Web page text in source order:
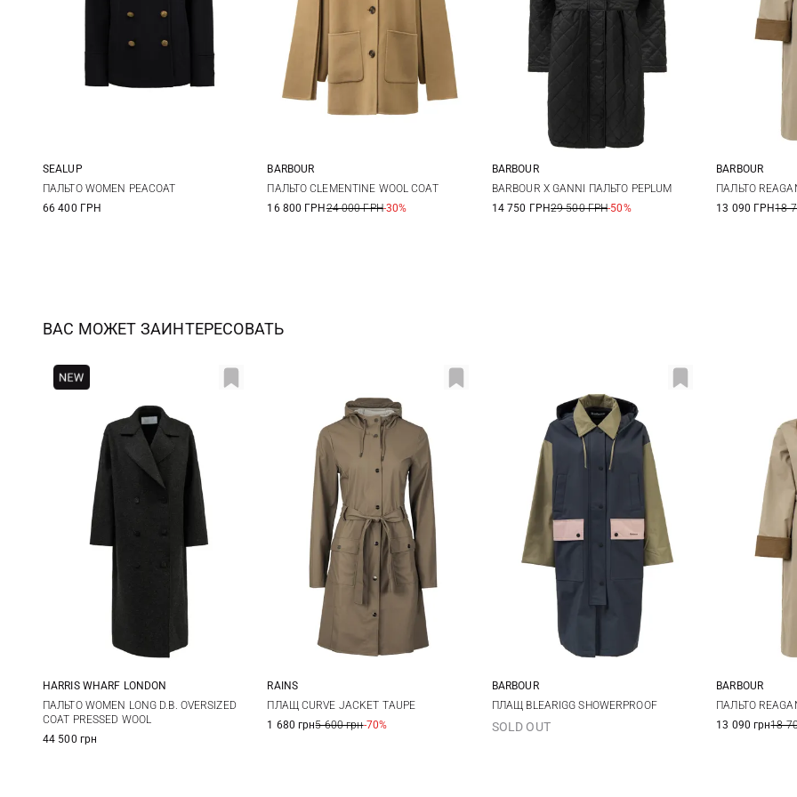
38 40 42
SEALUP
ПАЛЬТО WOMEN PEACOAT
66 400 ГРН
8 10 12
BARBOUR
ПАЛЬТО CLEMENTINE WOOL COAT
16 800 ГРН24 000 ГРН-30%
6 8 10 12
BARBOUR
BARBOUR X GANNI ПАЛЬТО PEPLUM
14 750 ГРН29 500 ГРН-50%
8
BARBOUR
ПАЛЬТО
13 090 ГРН18
ВАС МОЖЕТ ЗАИНТЕРЕСОВАТЬ
38 40 42 44
HARRIS WHARF LONDON
ПАЛЬТО WOMEN LONG D.B. OVERSIZED
COAT PRESSED WOOL
44 500 грн
XS/S XXS/XS
RAINS
ПЛАЩ CURVE JACKET TAUPE
1 680 грн5 600 грн-70%
8 10
BARBOUR
ПЛАЩ BLEARIGG SHOWERPROOF
SOLD OUT
8
BARBOUR
ПАЛЬТО
13 090 грн18